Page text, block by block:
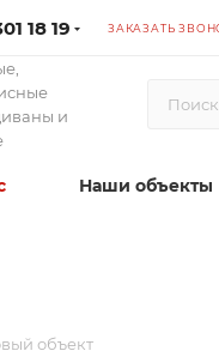
18 19 ЗАКАЗАТЬ
и
Наши объекты
объект